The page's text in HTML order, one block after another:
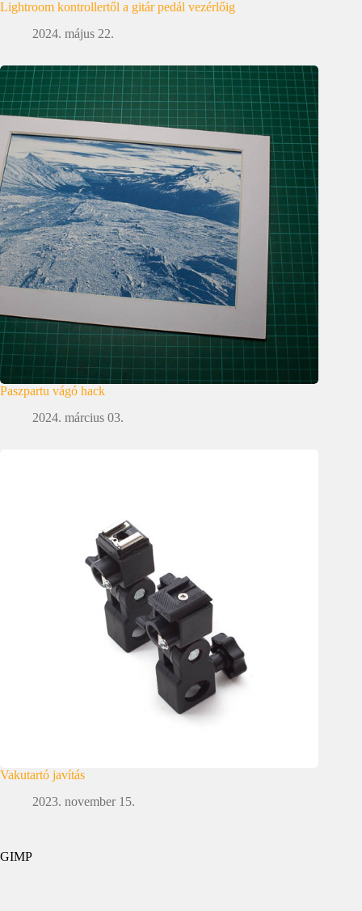
Lightroom kontrollertől a gitár pedál vezérlőig
2024. május 22.
Paszpartu vágó hack
2024. március 03.
Vakutartó javítás
2023. november 15.
GIMP